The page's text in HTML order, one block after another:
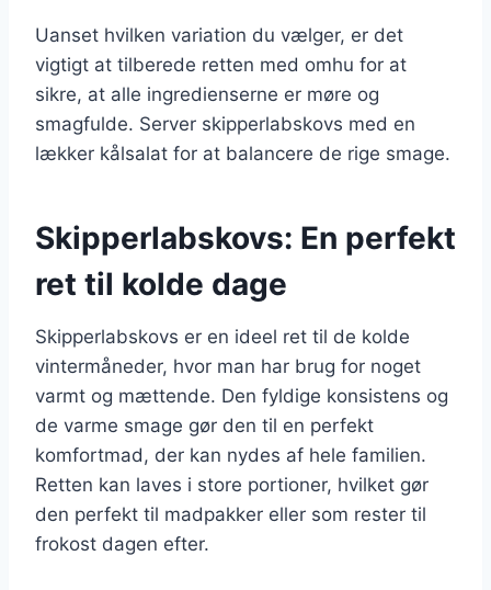
Uanset hvilken variation du vælger, er det
vigtigt at tilberede retten med omhu for at
sikre, at alle ingredienserne er møre og
smagfulde. Server skipperlabskovs med en
lækker kålsalat for at balancere de rige smage.
Skipperlabskovs: En perfekt
ret til kolde dage
Skipperlabskovs er en ideel ret til de kolde
vintermåneder, hvor man har brug for noget
varmt og mættende. Den fyldige konsistens og
de varme smage gør den til en perfekt
komfortmad, der kan nydes af hele familien.
Retten kan laves i store portioner, hvilket gør
den perfekt til madpakker eller som rester til
frokost dagen efter.